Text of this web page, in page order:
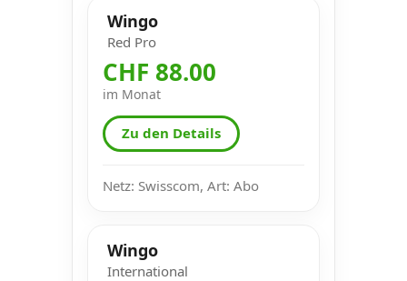
Wingo
Red Pro
CHF 88.00
im Monat
Zu den Details
Netz: Swisscom, Art: Abo
Wingo
International